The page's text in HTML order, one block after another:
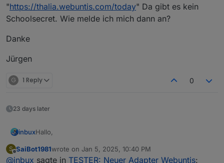
"https://thalia.webuntis.com/today" Da gibt es kein
Schoolsecret. Wie melde ich mich dann an?
Danke
Jürgen
G 1 Reply 0
23 days later
inbuxHallo,
danke erstmal für den Adapter.
S
Offline
SaiBot1981wrote on Jan 5, 2025, 10:40 PM
last edited by
@inbux sagte in TESTER: Neuer Adapter Webuntis: